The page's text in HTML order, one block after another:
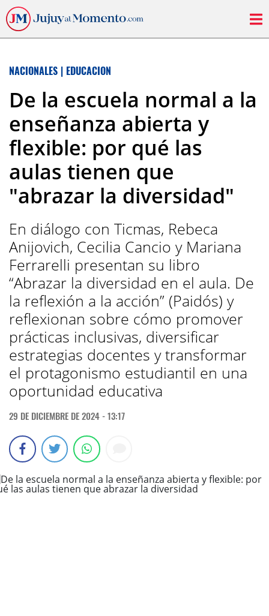
NACIONALES | EDUCACION
De la escuela normal a la
enseñanza abierta y
flexible: por qué las
aulas tienen que
"abrazar la diversidad"
En diálogo con Ticmas, Rebeca
Anijovich, Cecilia Cancio y Mariana
Ferrarelli presentan su libro
“Abrazar la diversidad en el aula. De
la reflexión a la acción” (Paidós) y
reflexionan sobre cómo promover
prácticas inclusivas, diversificar
estrategias docentes y transformar
el protagonismo estudiantil en una
oportunidad educativa
29 DE DICIEMBRE DE 2024 - 13:17